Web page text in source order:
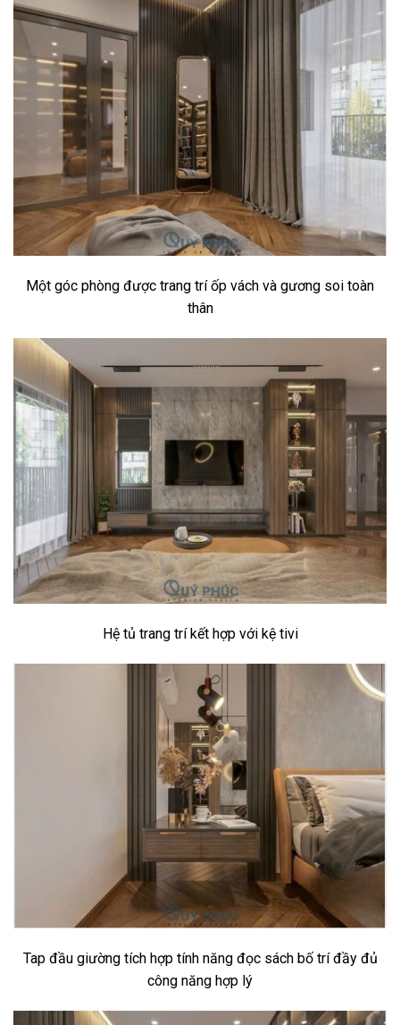
Một góc phòng được trang trí ốp vách và gương soi toàn
thân
Hệ tủ trang trí kết hợp với kệ tivi
Tap đầu giường tích hợp tính năng đọc sách bố trí đầy đủ
công năng hợp lý